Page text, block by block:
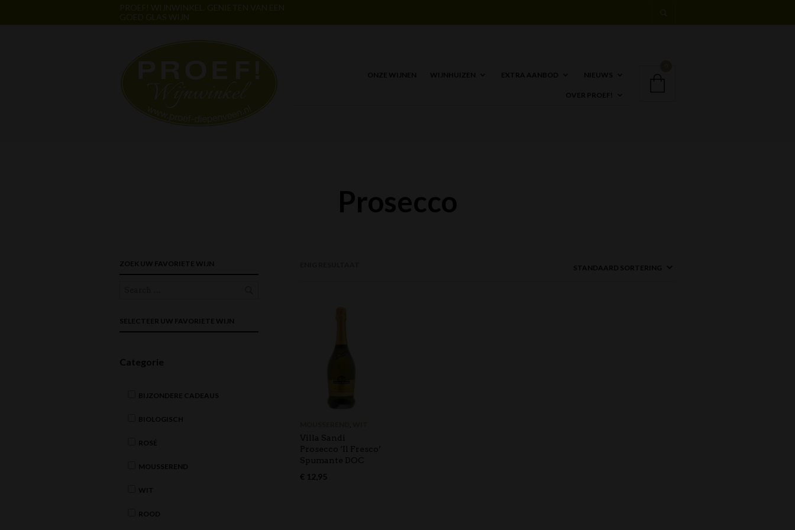
PROEF! WIJNWINKEL. GENIETEN VAN EEN
GOED GLAS WIJN
ONZE WIJNEN WIJNHUIZEN EXTRA AANBOD NIEUWS
OVER PROEF!
Prosecco
ZOEK UW FAVORIETE WIJN
SELECTEER UW FAVORIETE WIJN
Categorie
BIJZONDERE CADEAUS
BIOLOGISCH
ROSÉ
MOUSSEREND
WIT
ROOD
,
Villa Sandi
Prosecco ‘Il Fresco’
Spumante DOC
€ 12,95